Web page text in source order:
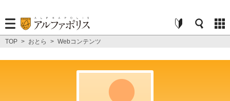
TOP > おとら > Webコンテンツ